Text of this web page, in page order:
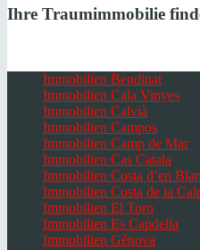
Ihre Traumimmobilie
Immobilien Bendinat
Immobilien Cala Vinyes
Immobilien Calvià
Immobilien Campos
Immobilien Camp de Mar
Immobilien Cas Catala
Immobilien Costa d’en
Immobilien Costa de la
Immobilien El Toro
Immobilien Es Capdella
Immobilien Génova